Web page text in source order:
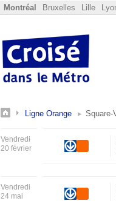
Montréal Bruxelles Lille
Ligne Orange Square-
Vendredi
20 février
Vendredi
24 mai